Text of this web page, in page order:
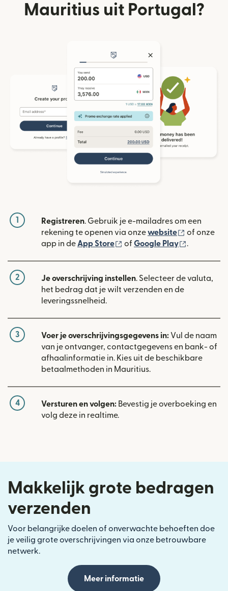
Mauritius uit Portugal?
1 Registreren. Gebruik je e-mailadres om een
rekening te openen via onzewebsite (wordt
of onze
app in de App Store (wordt geopend in een
of Google Play .
2 Je overschrijving instellen. Selecteer de valuta,
het bedrag dat je wilt verzenden en de
leveringssnelheid.
3 Voer je overschrijvingsgegevens in: Vul de naam
van je ontvanger, contactgegevens en bank- of
afhaalinformatie in. Kies uit de beschikbare
betaalmethoden in Mauritius.
4 Versturen en volgen: Bevestig je overboeking en
volg deze in realtime.
Makkelijk grote bedragen
verzenden
Voor belangrijke doelen of onverwachte behoeften doe
je veilig grote overschrijvingen via onze betrouwbare
netwerk.
Meer informatie